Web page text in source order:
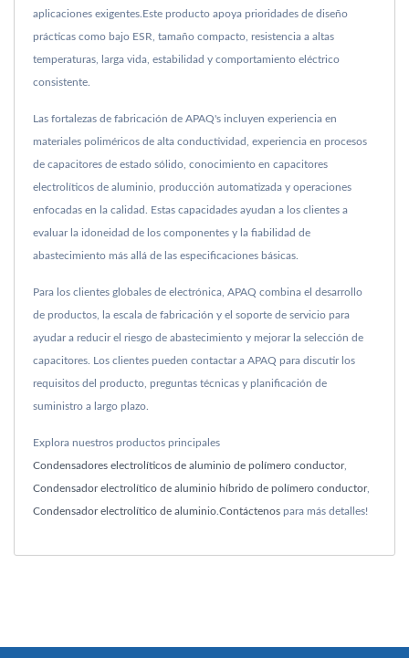
aplicaciones exigentes.Este producto apoya prioridades de diseño
prácticas como bajo ESR, tamaño compacto, resistencia a altas
temperaturas, larga vida, estabilidad y comportamiento eléctrico
consistente.
Las fortalezas de fabricación de APAQ's incluyen experiencia en
materiales poliméricos de alta conductividad, experiencia en procesos
de capacitores de estado sólido, conocimiento en capacitores
electrolíticos de aluminio, producción automatizada y operaciones
enfocadas en la calidad. Estas capacidades ayudan a los clientes a
evaluar la idoneidad de los componentes y la fiabilidad de
abastecimiento más allá de las especificaciones básicas.
Para los clientes globales de electrónica, APAQ combina el desarrollo
de productos, la escala de fabricación y el soporte de servicio para
ayudar a reducir el riesgo de abastecimiento y mejorar la selección de
capacitores. Los clientes pueden contactar a APAQ para discutir los
requisitos del producto, preguntas técnicas y planificación de
suministro a largo plazo.
Explora nuestros productos principales
Condensadores electrolíticos de aluminio de polímero conductor,
Condensador electrolítico de aluminio híbrido de polímero conductor,
Condensador electrolítico de aluminio Contáctenos para más detalles!